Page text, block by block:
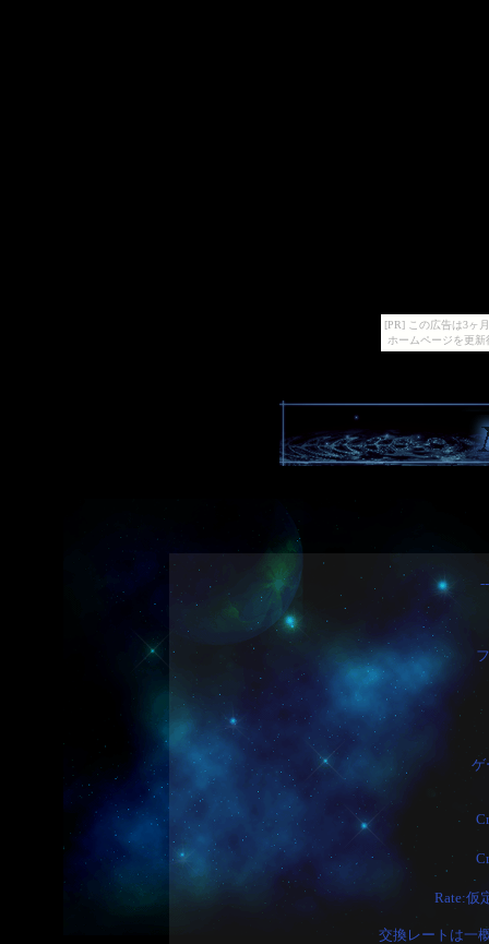
[PR] この広告は3ヶ
ホームページを更
ゲ
Rate:仮
交換レートは一